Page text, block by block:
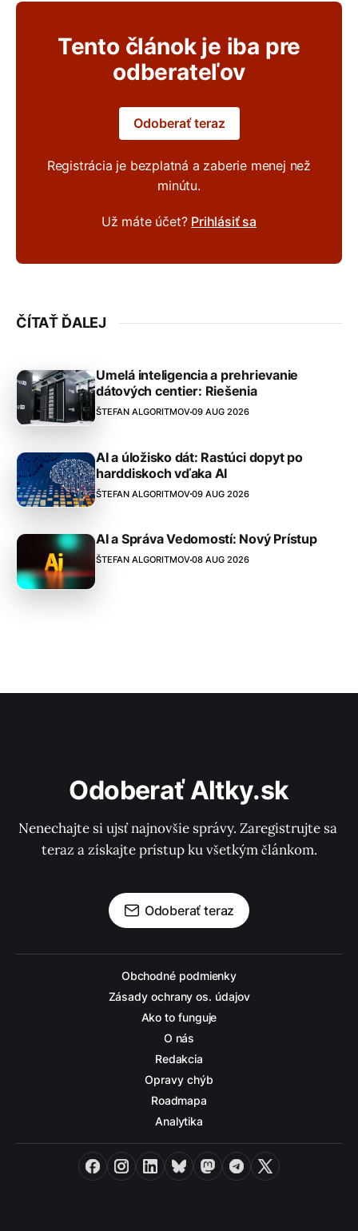
Tento článok je iba pre
odberateľov
Odoberať teraz
Registrácia je bezplatná a zaberie menej než
minútu.
Už máte účet? Prihlásiť sa
ČÍTAŤ ĎALEJ
Umelá inteligencia a prehrievanie
dátových centier: Riešenia
ŠTEFAN ALGORITMOV09 AUG 2026
AI a úložisko dát: Rastúci dopyt po
harddiskoch vďaka AI
ŠTEFAN ALGORITMOV09 AUG 2026
AI a Správa Vedomostí: Nový Prístup
ŠTEFAN ALGORITMOV08 AUG 2026
Odoberať Altky.sk
Nenechajte si ujsť najnovšie správy. Zaregistrujte sa
teraz a získajte prístup ku všetkým článkom.
Odoberať teraz
Obchodné podmienky
Zásady ochrany os. údajov
Ako to funguje
O nás
Redakcia
Opravy chýb
Roadmapa
Analytika
FacebookInstagramLinkedInBlueskyMastodon
Telegram
X